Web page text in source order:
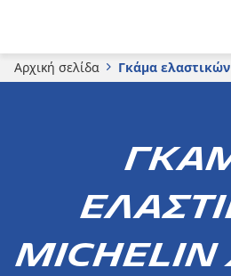
Αρχική σελίδα Γκάμα
MICHELIN